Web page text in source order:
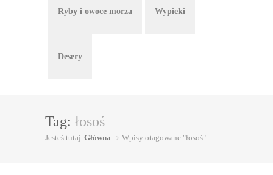
Ryby i owoce morza Wypieki
Desery
Tag: łosoś
Jesteś tutaj Główna Wpisy otagowane "łosoś"